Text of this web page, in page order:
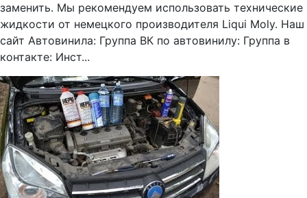
заменить. Мы рекомендуем использовать технические
жидкости от немецкого производителя Liqui Moly. Наш
сайт Автовинила: Группа ВК по автовинилу: Группа в
контакте: Инст...